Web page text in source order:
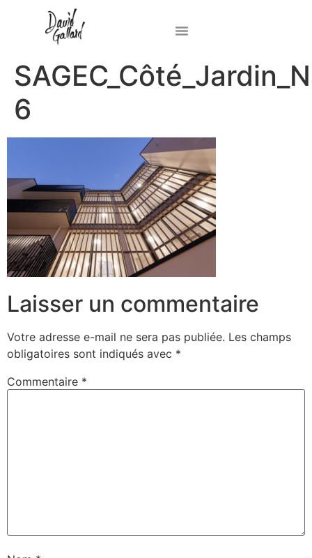
6
Laisser un commentaire
Votre adresse e-mail ne sera pas publiée. Les champs
obligatoires sont indiqués avec *
Commentaire *